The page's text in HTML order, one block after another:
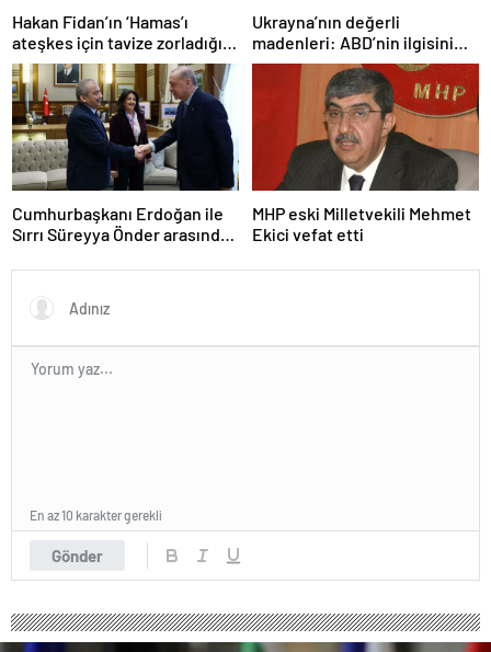
Hakan Fidan’ın ‘Hamas’ı
ateşkes için tavize zorladığı’
iddiasına yalanlama
Ukrayna’nın değerli
madenleri: ABD’nin ilgisini
çeken kritik kaynaklar
Cumhurbaşkanı Erdoğan ile
Sırrı Süreyya Önder arasında
MHP eski Milletvekili Mehmet
Ekici vefat etti
Gönder
En az 10 karakter gerekli